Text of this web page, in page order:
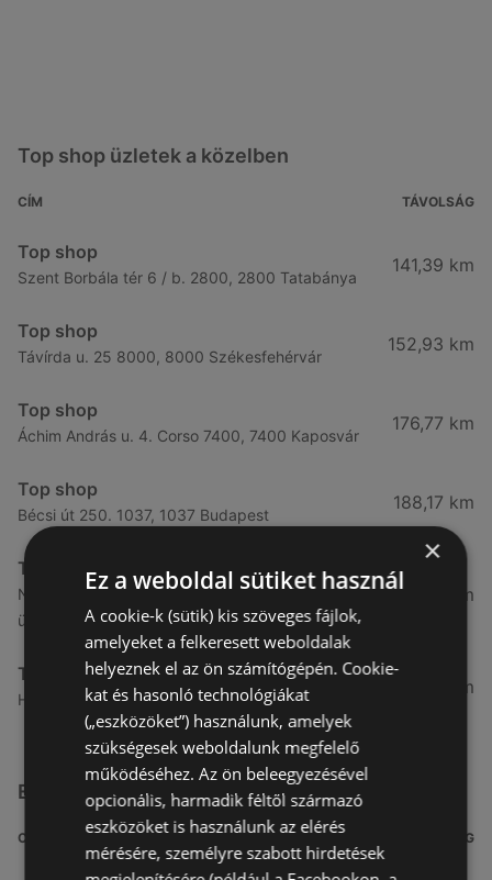
Top shop üzletek a közelben
CÍM TÁVOLSÁG
Top shop
Szent Borbála tér 6 / b. 2800, 2800 Tatabánya
141,39 km
Top shop
Távírda u. 25 8000, 8000 Székesfehérvár
152,93 km
Top shop
Áchim András u. 4. Corso 7400, 7400 Kaposvár
176,77 km
Top shop
Bécsi út 250. 1037, 1037 Budapest
188,17 km
Top shop
Nagytétényi út 43. campona földszint, 118 - as
üzlet 1222, 1223 Budapest
189,95 km
Top shop
Hunyadi János út 19 1117, 1116 Budapest
191,19 km
Egyéb Más üzletek a közelben
CÍM TÁVOLSÁG
×
Ez a weboldal sütiket használ
A cookie-k (sütik) kis szöveges fájlok,
amelyeket a felkeresett weboldalak
helyeznek el az ön számítógépén. Cookie-
kat és hasonló technológiákat
(„eszközöket”) használunk, amelyek
szükségesek weboldalunk megfelelő
működéséhez. Az ön beleegyezésével
opcionális, harmadik féltől származó
eszközöket is használunk az elérés
mérésére, személyre szabott hirdetések